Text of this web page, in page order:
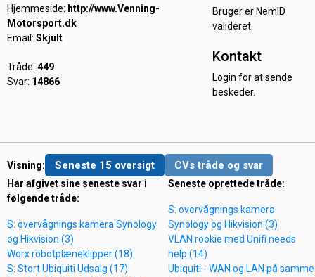
Hjemmeside: http://www.Venning-
Motorsport.dk
Email: Skjult
Tråde: 449
Svar: 14866
Bruger er NemID
valideret
Kontakt
Login for at sende
beskeder.
Visning: Seneste 15 oversigt CVs tråde og svar
Har afgivet sine seneste svar i
følgende tråde:
S: overvågnings kamera Synology
og Hikvision (3)
Worx robotplæneklipper (18)
S: Stort Ubiquiti Udsalg (17)
Seneste oprettede tråde:
S: overvågnings kamera
Synology og Hikvision (3)
VLAN rookie med Unifi needs
help (14)
Ubiquiti - WAN og LAN på samme